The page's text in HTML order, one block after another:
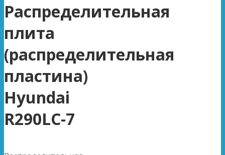
Распределительная
плита
(распределительная
пластина)
Hyundai
R290LC-7